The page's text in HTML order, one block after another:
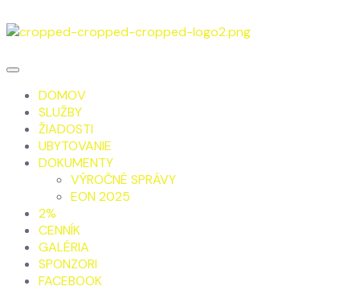
DOMOV
SLUŽBY
ŽIADOSTI
UBYTOVANIE
DOKUMENTY
VÝROČNÉ SPRÁVY
EON 2025
2%
CENNÍK
GALÉRIA
SPONZORI
FACEBOOK